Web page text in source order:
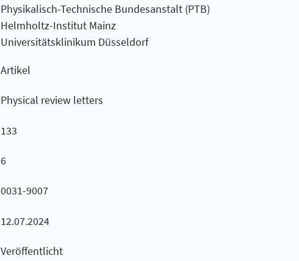
Physikalisch-Technische Bundesanstalt (PTB)
Helmholtz-Institut Mainz
Universitätsklinikum Düsseldorf
Artikel
Physical review letters
133
6
0031-9007
12.07.2024
Veröffentlicht